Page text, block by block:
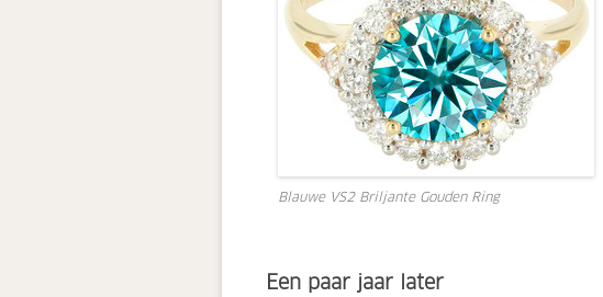
Blauwe VS2 Briljante Gouden Ring
Een paar jaar later